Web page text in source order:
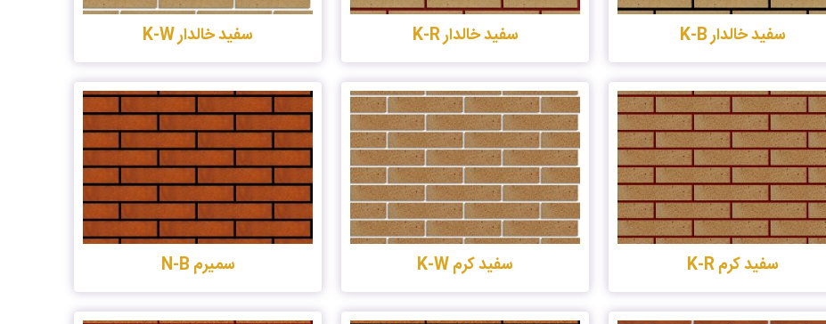
سفید خالدار K-B سفید خالدار K-R سفید خالدار K-W
سفید کرم K-R سفید کرم K-W سمیرم N-B